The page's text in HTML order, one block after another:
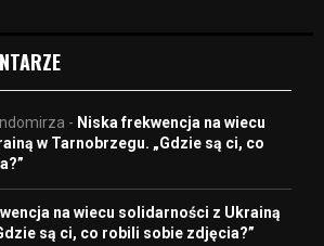
- Niska frekwencja na wiecu
w Tarnobrzegu. „Gdzie są ci, co
na wiecu solidarności z Ukrainą
są ci, co robili sobie zdjęcia?”